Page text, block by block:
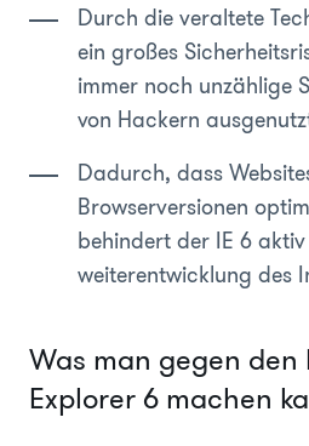
Durch die veraltete
ein großes
immer noch unzählige
von Hackern
Dadurch, dass
Browserversionen
behindert der IE 6
weiterentwicklung des
Was man gegen
Explorer 6 machen